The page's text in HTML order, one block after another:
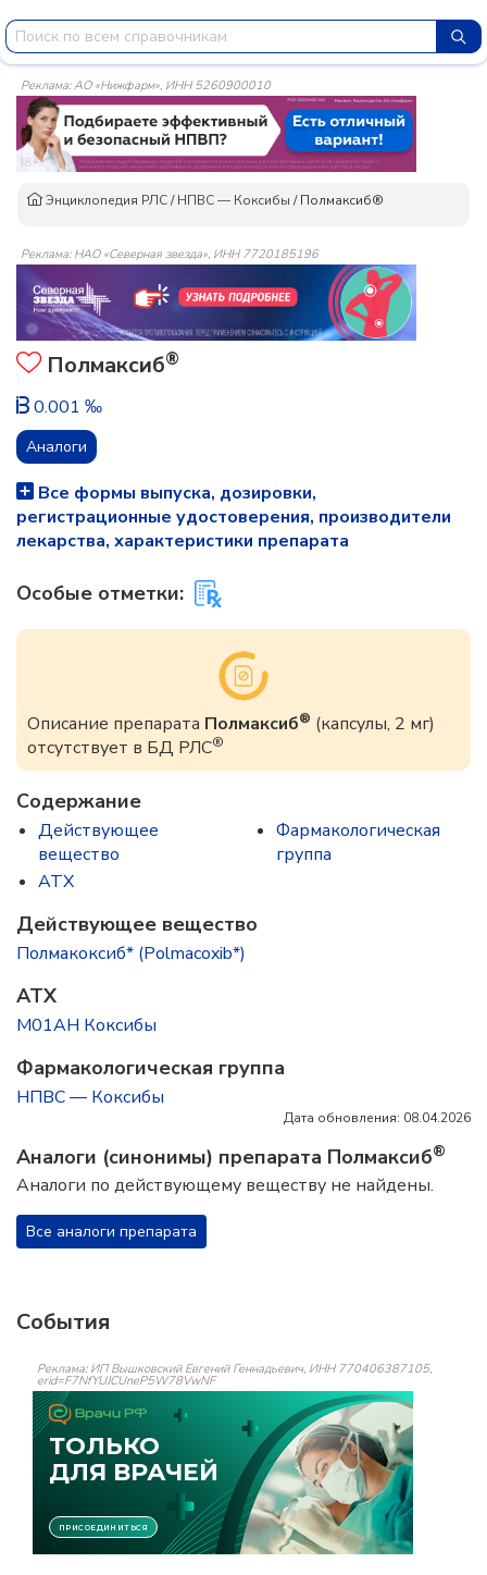
Реклама: АО «Нижфарм», ИНН 5260900010
Энциклопедия РЛС/НПВС — Коксибы /Полмаксиб®
Реклама: НАО «Северная звезда», ИНН 7720185196
Полмаксиб®
0.001 ‰
Аналоги
Все формы выпуска, дозировки,
регистрационные удостоверения, производители
лекарства, характеристики препарата
Особые отметки:
Описание препарата Полмаксиб® (капсулы, 2 мг)
отсутствует в БД РЛС®
Содержание
Действующее
вещество
ATX
Фармакологическая
группа
Действующее вещество
Полмакоксиб* (Polmacoxib*)
ATX
M01AH Коксибы
Фармакологическая группа
НПВС — Коксибы
Дата обновления: 08.04.2026
Аналоги (синонимы) препарата Полмаксиб®
Аналоги по действующему веществу не найдены.
Все аналоги препарата
События
Реклама: ИП Вышковский Евгений Геннадьевич, ИНН 770406387105,
erid=F7NfYUJCUneP5W78VwNF